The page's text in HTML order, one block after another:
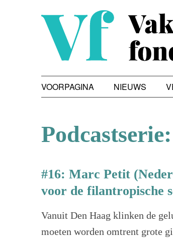
VOORPAGINA NIEUWS
#16: Marc Petit
voor de filantropische
Vanuit Den Haag klinken de
moeten worden omtrent grote